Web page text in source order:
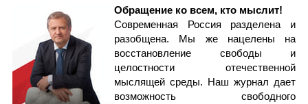
Обращение ко всем, кто мыслит!
Современная Россия разделена и
разобщена. Мы же нацелены на
восстановление свободы и
целостности отечественной
мыслящей среды. Наш журнал дает
возможность свободного